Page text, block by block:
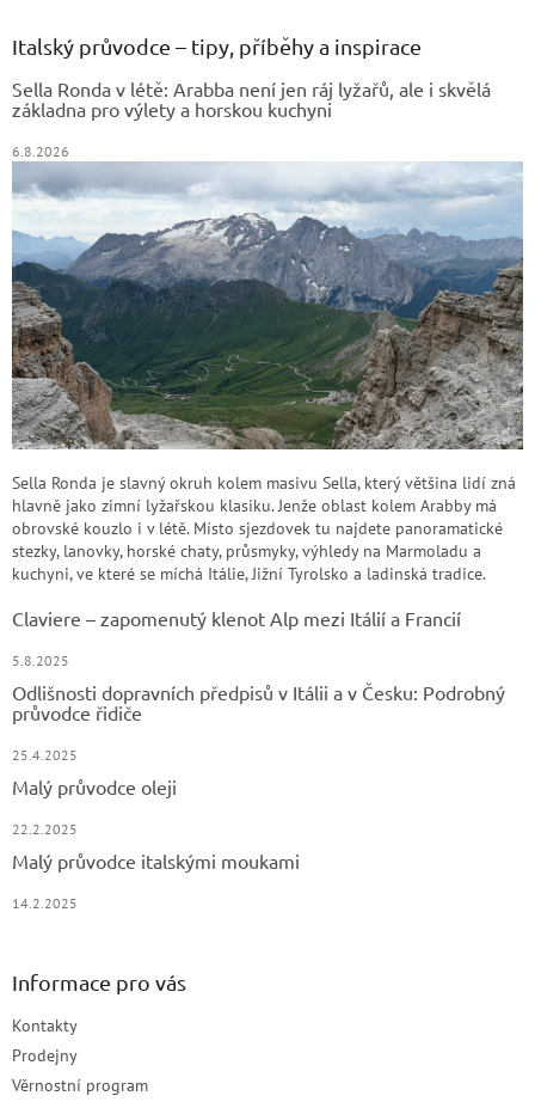
Italský průvodce – tipy, příběhy a inspirace
Sella Ronda v létě: Arabba není jen ráj lyžařů, ale i skvělá
základna pro výlety a horskou kuchyni
6.8.2026
Sella Ronda je slavný okruh kolem masivu Sella, který většina lidí zná
hlavně jako zimní lyžařskou klasiku. Jenže oblast kolem Arabby má
obrovské kouzlo i v létě. Místo sjezdovek tu najdete panoramatické
stezky, lanovky, horské chaty, průsmyky, výhledy na Marmoladu a
kuchyni, ve které se míchá Itálie, Jižní Tyrolsko a ladinská tradice.
Claviere – zapomenutý klenot Alp mezi Itálií a Francií
5.8.2025
Odlišnosti dopravních předpisů v Itálii a v Česku: Podrobný
průvodce řidiče
25.4.2025
Malý průvodce oleji
22.2.2025
Malý průvodce italskými moukami
14.2.2025
Informace pro vás
Kontakty
Prodejny
Věrnostní program